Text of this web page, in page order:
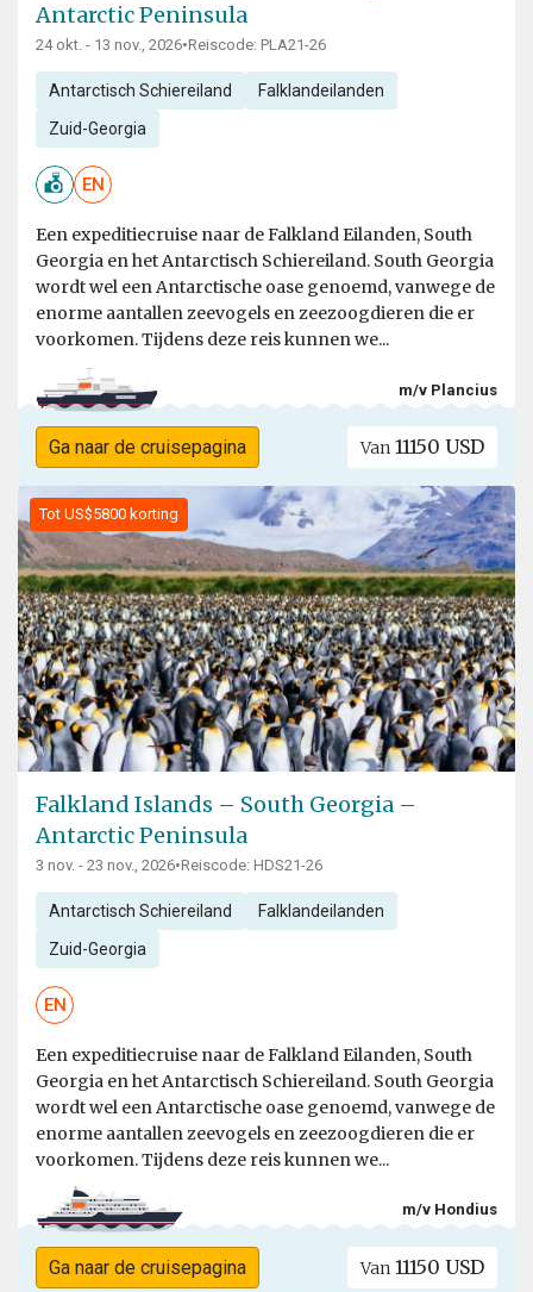
Antarctic Peninsula
24 okt. - 13 nov., 2026•Reiscode: PLA21-26
Antarctisch Schiereiland Falklandeilanden
Zuid-Georgia
EN
Een expeditiecruise naar de Falkland Eilanden, South
Georgia en het Antarctisch Schiereiland. South Georgia
wordt wel een Antarctische oase genoemd, vanwege de
enorme aantallen zeevogels en zeezoogdieren die er
voorkomen. Tijdens deze reis kunnen we...
m/v Plancius
Ga naar de cruisepagina Van 11150 USD
Tot US$5800 korting
Falkland Islands – South Georgia –
Antarctic Peninsula
3 nov. - 23 nov., 2026•Reiscode: HDS21-26
Antarctisch Schiereiland Falklandeilanden
Zuid-Georgia
EN
Een expeditiecruise naar de Falkland Eilanden, South
Georgia en het Antarctisch Schiereiland. South Georgia
wordt wel een Antarctische oase genoemd, vanwege de
enorme aantallen zeevogels en zeezoogdieren die er
voorkomen. Tijdens deze reis kunnen we...
m/v Hondius
Ga naar de cruisepagina Van 11150 USD